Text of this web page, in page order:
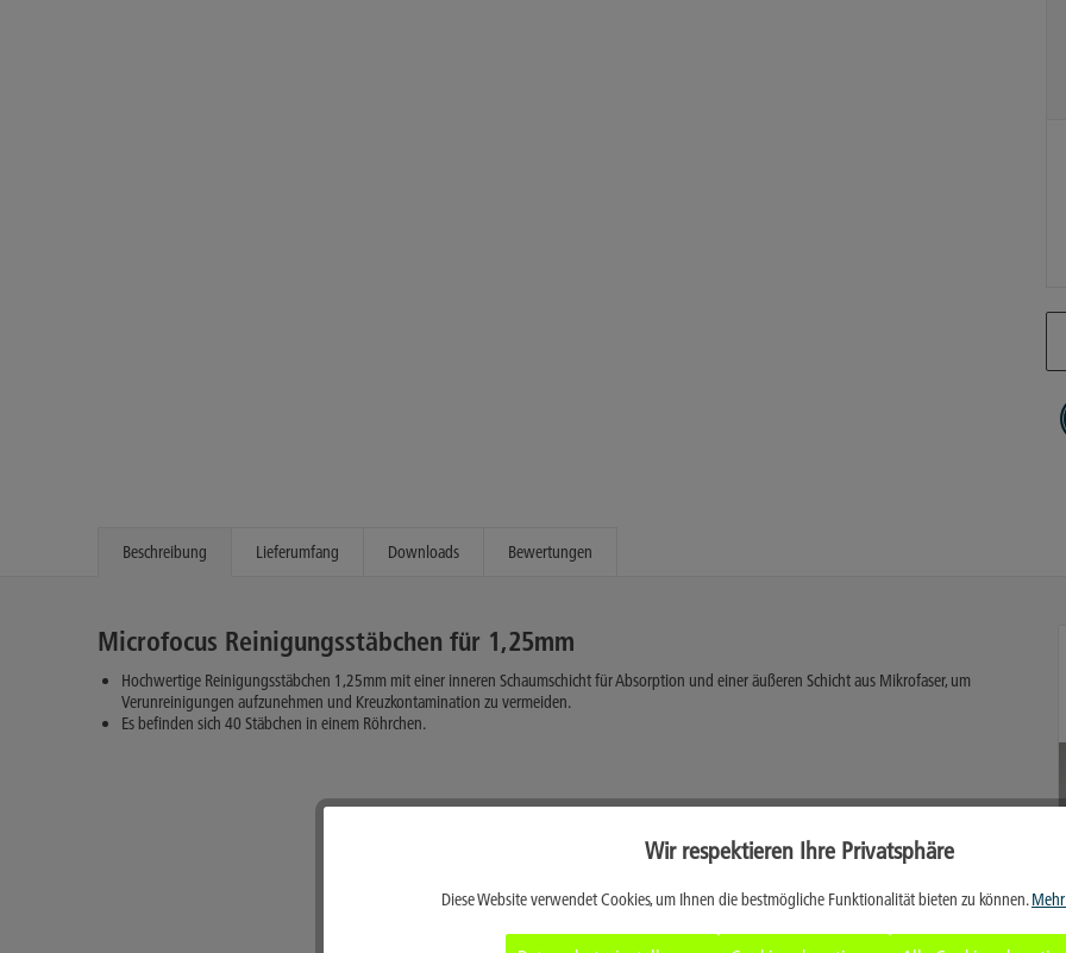
Beschreibung Lieferumfang Downloads Bewertungen
Microfocus Reinigungsstäbchen für 1,25mm
Hochwertige Reinigungsstäbchen 1,25mm mit einer inneren Schaumschicht für Absorption und einer äußeren Schicht aus Mikrofaser, um
Verunreinigungen aufzunehmen und Kreuzkontamination zu vermeiden.
Es befinden sich 40 Stäbchen in einem Röhrchen.
Wir respektieren Ihre Privatsphäre
Diese Website verwendet Cookies, um Ihnen die bestmögliche Funktionalität bieten zu können.